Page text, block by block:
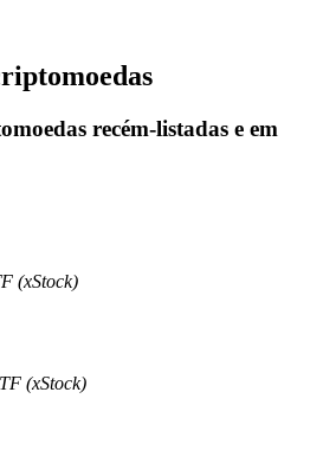
prazo e interesses flexíveis
recém-listadas e em
(xStock)
(xStock)